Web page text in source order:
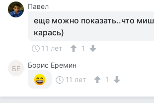
Павел
еще можно показать..что
карась)
11 лет 1
БЕ
Борис Еремин
11 лет
1